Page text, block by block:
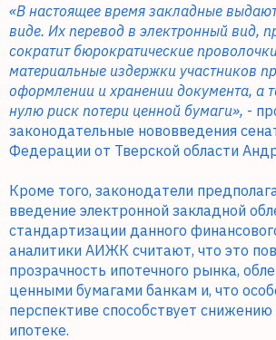
«В настоящее время закладные
виде. Их перевод в электронный вид,
сократит бюрократические
материальные издержки участников
оформлении и хранении документа, а
нулю риск потери ценной бумаги», -
законодательные нововведения
Федерации от Тверской области
Кроме того, законодатели
введение электронной закладной
стандартизации данного
аналитики АИЖК считают, что это
прозрачность ипотечного рынка,
ценными бумагами банкам и, что
перспективе способствует снижению
ипотеке.